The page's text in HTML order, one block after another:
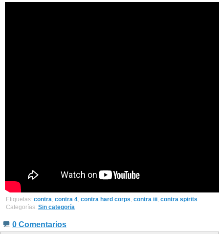
Etiquetas: contra, contra 4, contra hard corps, contra iii, contra spirits
Categorías: Sin categoría
0 Comentarios